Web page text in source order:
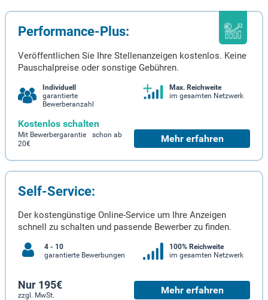
Performance-Plus:
Veröffentlichen Sie Ihre Stellenanzeigen kostenlos. Keine
Pauschalpreise oder sonstige Gebühren.
Individuell
garantierte
Bewerberanzahl
Max. Reichweite
im gesamten Netzwerk
Kostenlos schalten
Mit Bewerbergarantie schon ab
20€
Mehr erfahren
Self-Service:
Der kostengünstige Online-Service um Ihre Anzeigen
schnell zu schalten und passende Bewerber zu finden.
4 - 10
garantierte Bewerbungen
100% Reichweite
im gesamten Netzwerk
Nur 195€
zzgl. MwSt. Mehr erfahren